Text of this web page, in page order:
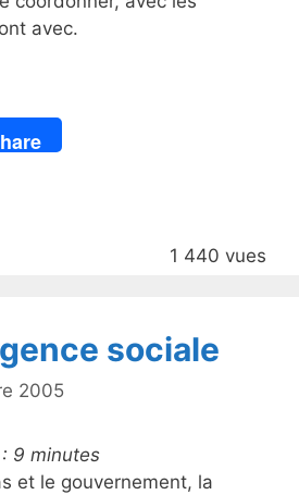
avec.
1 440 vues
sociale
2005
9 minutes
et le gouvernement, la